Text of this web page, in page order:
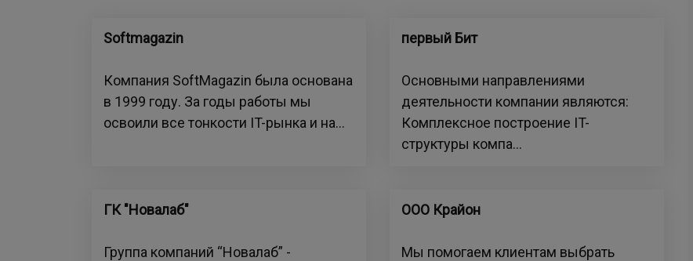
Softmagazin
Компания SoftMagazin была основана
в 1999 году. За годы работы мы
освоили все тонкости IT-рынка и на...
первый Бит
Основными направлениями
деятельности компании являются:
Комплексное построение IT-
структуры компа...
ГК "Новалаб"
Группа компаний “Новалаб” -
ООО Крайон
Мы помогаем клиентам выбрать